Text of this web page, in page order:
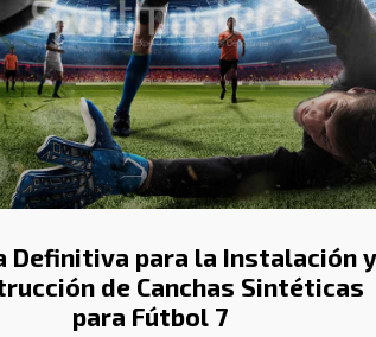
Definitiva para la Instalación
de Canchas Sintéticas
para Fútbol 7